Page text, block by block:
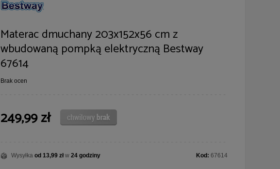
Materac dmuchany 203x152x56 cm z
wbudowaną pompką elektryczną Bestway
67614
Brak ocen
249,99 zł
Wysyłka od 13,99 złw 24 godziny Kod: 67614